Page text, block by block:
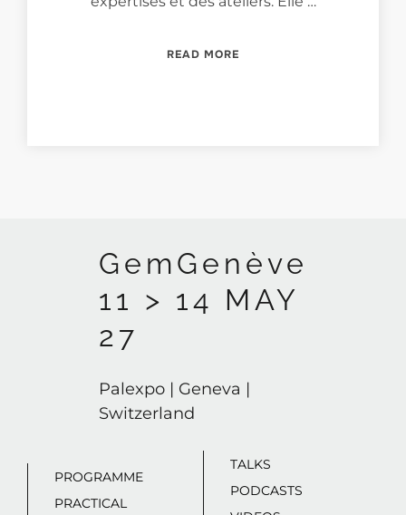
READ MORE
GemGenève
11 > 14 MAY
27
Palexpo | Geneva |
Switzerland
PROGRAMME
PRACTICAL
TALKS
PODCASTS